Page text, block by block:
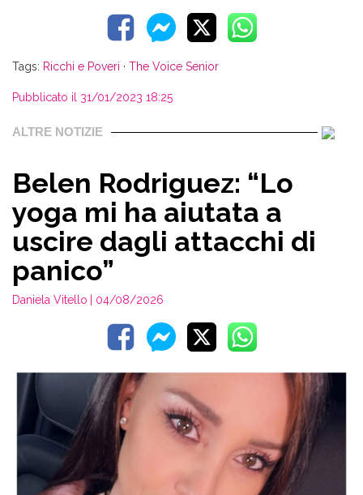
Tags: Ricchi e Poveri · The Voice Senior
Pubblicato il 31/01/2023 18:25
ALTRE NOTIZIE
Belen Rodriguez: “Lo
yoga mi ha aiutata a
uscire dagli attacchi di
panico”
Daniela Vitello | 04/08/2026